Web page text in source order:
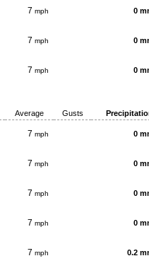
7 mph 0
7 mph 0
7 mph 0
Average Gusts
7 mph 0
7 mph 0
7 mph 0
7 mph 0
7 mph 0.2